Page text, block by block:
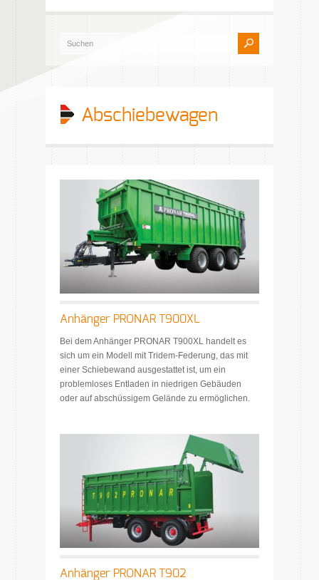
Abschiebewagen
Anhänger PRONAR T900XL
Bei dem Anhänger PRONAR T900XL handelt es
sich um ein Modell mit Tridem-Federung, das mit
einer Schiebewand ausgestattet ist, um ein
problemloses Entladen in niedrigen Gebäuden
oder auf abschüssigem Gelände zu ermöglichen.
Anhänger PRONAR T902